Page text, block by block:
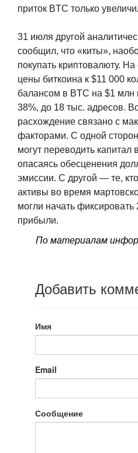
приток BTC только
31 июля другой
сообщил, что «киты»,
покупать криптовалюту.
цены биткоина к $11 000
балансом в BTC на $1 млн
38%, до 18 тыс. адресов.
расхождение связано с
факторами. С одной
могут переводить капитал
опасаясь обесценения
эмиссии. С другой — те,
активы во время
могли начать фиксировать
прибыли.
По материалам
Добавить
Имя
Email
Сообщение